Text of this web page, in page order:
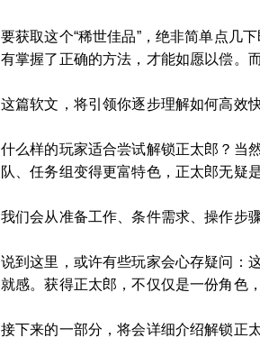
要获取这个“稀世佳品”，绝非简单点几
有掌握了正确的方法，才能如愿以偿。
这篇软文，将引领你逐步理解如何高效
什么样的玩家适合尝试解锁正太郎？当
队、任务组变得更富特色，正太郎无疑
我们会从准备工作、条件需求、操作步
说到这里，或许有些玩家会心存疑问：
就感。获得正太郎，不仅仅是一份角色
接下来的一部分，将会详细介绍解锁正